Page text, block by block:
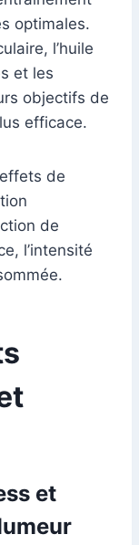
optimales.
l’huile
et les
objectifs de
efficace.
de
de
l’intensité
et